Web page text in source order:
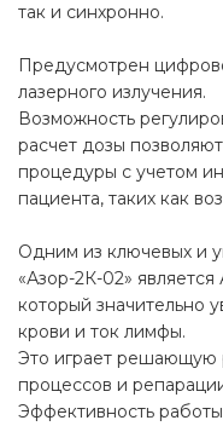
так и синхронно.
Предусмотрен
лазерного излучения.
Возможность
расчет дозы
процедуры с учетом
пациента, таких как
Одним из ключевых и
«Азор-2К-02»
который значительно
крови и ток лимфы.
Это играет решающую
процессов и
Эффективность